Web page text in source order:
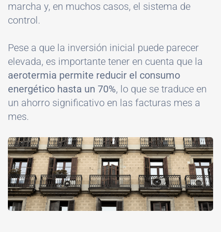
marcha y, en muchos casos, el sistema de
control.
Pese a que la inversión inicial puede parecer
elevada, es importante tener en cuenta que la
aerotermia permite reducir el consumo
energético hasta un 70%, lo que se traduce en
un ahorro significativo en las facturas mes a
mes.
Image